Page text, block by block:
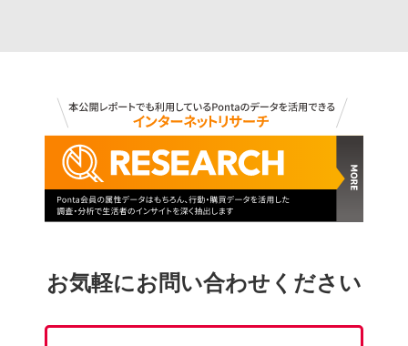
お気軽にお問い合わせください